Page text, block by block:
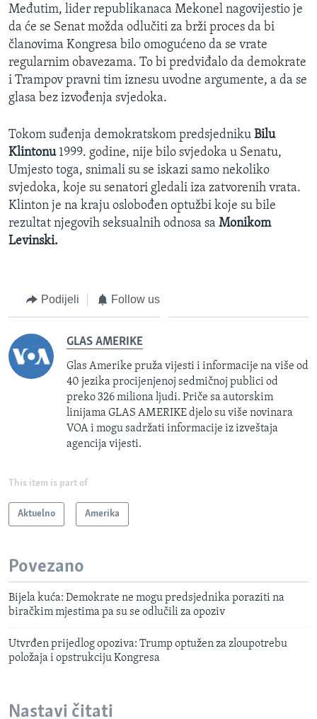
Međutim, lider republikanaca Mekonel nagovijestio je
da će se Senat možda odlučiti za brži proces da bi
članovima Kongresa bilo omogućeno da se vrate
regularnim obavezama. To bi predviđalo da demokrate
i Trampov pravni tim iznesu uvodne argumente, a da se
glasa bez izvođenja svjedoka.
Tokom suđenja demokratskom predsjedniku Bilu
Klintonu1999. godine, nije bilo svjedoka u Senatu,
Umjesto toga, snimali su se iskazi samo nekoliko
svjedoka, koje su senatori gledali iza zatvorenih vrata.
Klinton je na kraju oslobođen optužbi koje su bile
rezultat njegovih seksualnih odnosa sa Monikom
Levinski.
Podijeli Follow us
GLAS AMERIKE
Glas Amerike pruža vijesti i informacije na više od
40 jezika procijenjenoj sedmičnoj publici od
preko 326 miliona ljudi. Priče sa autorskim
linijama GLAS AMERIKE djelo su više novinara
VOA i mogu sadržati informacije iz izveštaja
agencija vijesti.
This item is part of
Aktuelno Amerika
Povezano
Bijela kuća: Demokrate ne mogu predsjednika poraziti na
biračkim mjestima pa su se odlučili za opoziv
Utvrđen prijedlog opoziva: Trump optužen za zloupotrebu
položaja i opstrukciju Kongresa
Nastavi čitati